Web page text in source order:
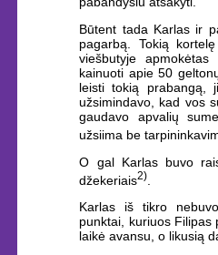
Būtent tada Karlas ir
pagarbą. Tokią
viešbutyje
kainuoti apie 50
leisti tokią prabangą,
užsimindavo, kad vos
gaudavo apvalių
užsiima be
O gal Karlas buvo
džekeriais2)
Karlas iš tikro
punktai, kuriuos Filipas
laikė avansu, o likusią